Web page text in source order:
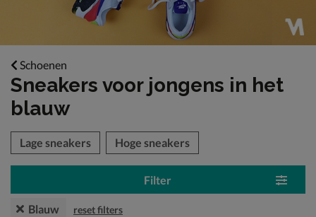
Schoenen
Sneakers voor jongens in het
blauw
over
Lage sneakers Hoge sneakers
Filter
Blauw reset filters